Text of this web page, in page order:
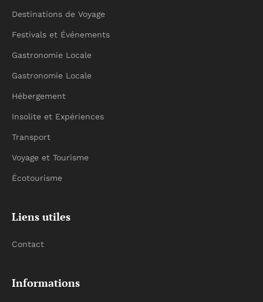
Destinations de Voyage
Festivals et Événements
Gastronomie Locale
Gastronomie Locale
Hébergement
Insolite et Expériences
Transport
Voyage et Tourisme
Écotourisme
Liens utiles
Contact
Informations